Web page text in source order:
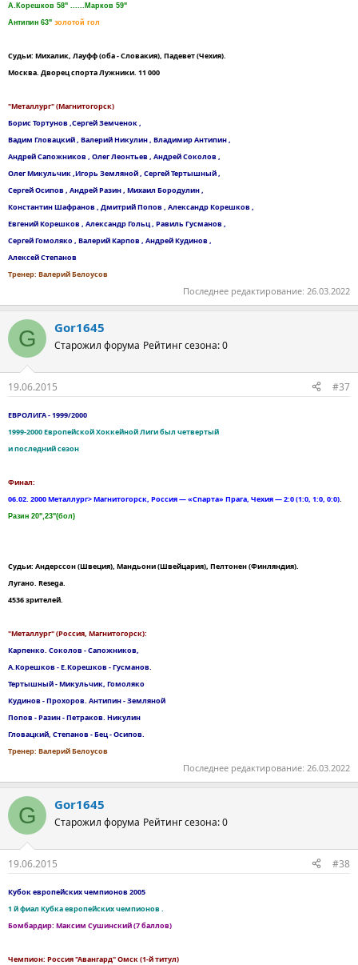
А.Корешков 58" ......Марков 59"
Антипин 63" золотой гол
Судьи: Михалик, Лауфф (оба - Словакия), Падевет (Чехия).
Москва. Дворец спорта Лужники. 11 000
"Металлург" (Магнитогорск)
Борис Тортунов ,Сергей Земченок ,
Вадим Гловацкий , Валерий Никулин , Владимир Антипин ,
Андрей Сапожников , Олег Леонтьев , Андрей Соколов ,
Олег Микульчик ,Игорь Земляной , Сергей Тертышный ,
Сергей Осипов , Андрей Разин , Михаил Бородулин ,
Константин Шафранов , Дмитрий Попов , Александр Корешков ,
Евгений Корешков , Александр Гольц , Равиль Гусманов ,
Сергей Гомоляко , Валерий Карпов , Андрей Кудинов ,
Алексей Степанов
Тренер: Валерий Белоусов
Последнее редактирование: 26.03.2022
G Gor1645
Старожил форума Рейтинг сезона: 0
19.06.2015 #37
ЕВРОЛИГА - 1999/2000
1999-2000 Европейской Хоккейной Лиги был четвертый
и последний сезон
Финал:
06.02. 2000 Металлург> Магнитогорск, Россия — «Спарта» Прага, Чехия — 2:0 (1:0, 1:0, 0:0)
Разин 20",23"(бол)
Судьи: Андерссон (Швеция), Мандьони (Швейцария), Пелтонен (Финляндия).
Лугано. Resega.
4536 зрителей.
"Металлург" (Россия, Магнитогорск):
Карпенко. Соколов - Сапожников,
А.Корешков - Е.Корешков - Гусманов.
Тертышный - Микульчик, Гомоляко
Кудинов - Прохоров. Антипин - Земляной
Попов - Разин - Петраков. Никулин
Гловацкий, Степанов - Бец - Осипов.
Тренер: Валерий Белоусов
Последнее редактирование: 26.03.2022
G Gor1645
Старожил форума Рейтинг сезона: 0
19.06.2015 #38
Кубок европейских чемпионов 2005
1 й фиал Кубка европейских чемпионов .
Бомбардир: Максим Сушинский (7 баллов)
Чемпион: Россия "Авангард" Омск (1-й титул)